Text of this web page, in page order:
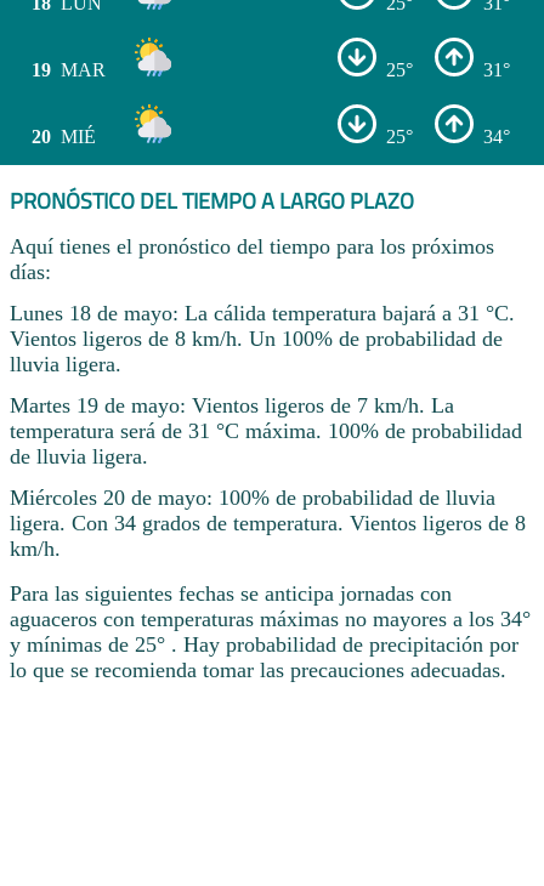
19 MAR 25° 31°
20 MIÉ 25° 34°
PRONÓSTICO DEL TIEMPO A LARGO PLAZO
Aquí tienes el pronóstico del tiempo para los próximos
días:
Lunes 18 de mayo: La cálida temperatura bajará a 31 °C.
Vientos ligeros de 8 km/h. Un 100% de probabilidad de
lluvia ligera.
Martes 19 de mayo: Vientos ligeros de 7 km/h. La
temperatura será de 31 °C máxima. 100% de probabilidad
de lluvia ligera.
Miércoles 20 de mayo: 100% de probabilidad de lluvia
ligera. Con 34 grados de temperatura. Vientos ligeros de 8
km/h.
Para las siguientes fechas se anticipa jornadas con
aguaceros con temperaturas máximas no mayores a los 34°
y mínimas de 25° . Hay probabilidad de precipitación por
lo que se recomienda tomar las precauciones adecuadas.